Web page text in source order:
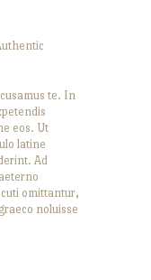
te. In
eos. Ut
latine
Ad
omittantur,
noluisse